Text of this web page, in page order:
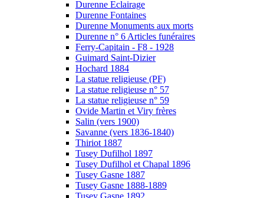
Durenne Eclairage
Durenne Fontaines
Durenne Monuments aux morts
Durenne n° 6 Articles funéraires
Ferry-Capitain - F8 - 1928
Guimard Saint-Dizier
Hochard 1884
La statue religieuse (PF)
La statue religieuse n° 57
La statue religieuse n° 59
Ovide Martin et Viry frères
Salin (vers 1900)
Savanne (vers 1836-1840)
Thiriot 1887
Tusey Dufilhol 1897
Tusey Dufilhol et Chapal 1896
Tusey Gasne 1887
Tusey Gasne 1888-1889
Tusey Gasne 1892